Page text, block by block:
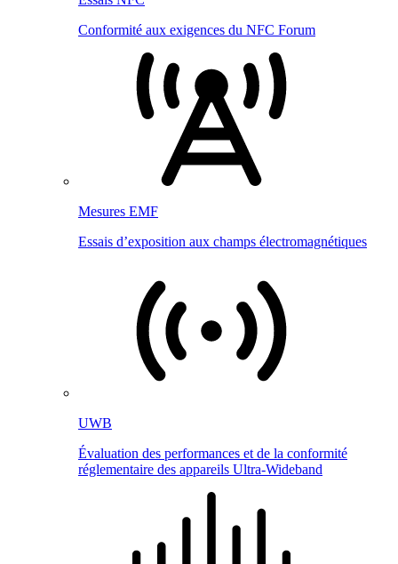
Conformité aux exigences du NFC Forum
Mesures EMF
Essais d’exposition aux champs électromagnétiques
UWB
Évaluation des performances et de la conformité
réglementaire des appareils Ultra-Wideband